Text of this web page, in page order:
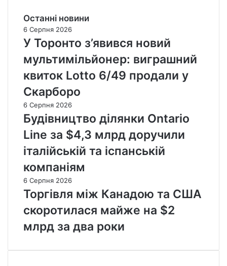
Останні новини
6 Серпня 2026
У Торонто з’явився новий
мультимільйонер: виграшний
квиток Lotto 6/49 продали у
Скарборо
6 Серпня 2026
Будівництво ділянки Ontario
Line за $4,3 млрд доручили
італійській та іспанській
компаніям
6 Серпня 2026
Торгівля між Канадою та США
скоротилася майже на $2
млрд за два роки